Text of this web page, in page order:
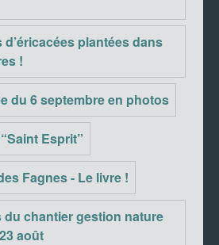
d’éricacées plantées dans
!
du 6 septembre en photos
Esprit”
Fagnes - Le livre !
du chantier gestion nature
août